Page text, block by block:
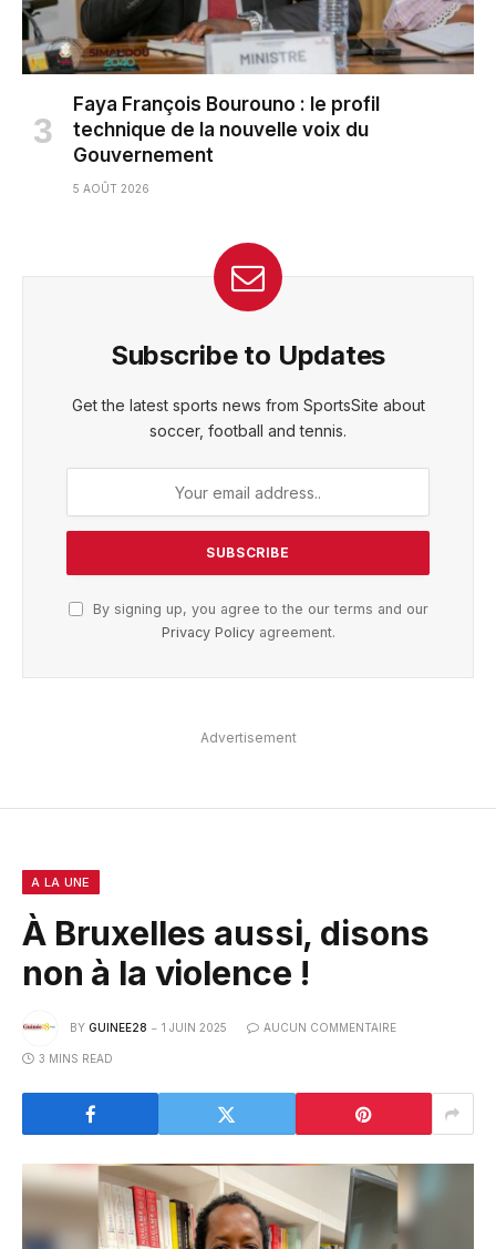
Faya François Bourouno : le profil
technique de la nouvelle voix du
Gouvernement
5 AOÛT 2026
Subscribe to Updates
Get the latest sports news from SportsSite about
soccer, football and tennis.
By signing up, you agree to the our terms and our
Privacy Policyagreement.
Advertisement
A LA UNE
À Bruxelles aussi, disons
non à la violence !
BY GUINEE28 1 JUIN 2025 AUCUN COMMENTAIRE
3 MINS READ